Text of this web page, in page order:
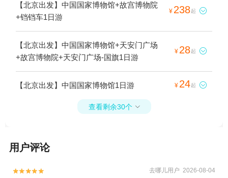
【北京出发】中国国家博物馆+故宫博物院
+铛铛车1日游
¥ 238起 
【北京出发】中国国家博物馆+天安门广场
+故宫博物院+天安门广场-国旗1日游
¥ 28起 
【北京出发】中国国家博物馆1日游 ¥ 24起 
查看剩余30个 
用户评论

 去哪儿用户 2026-08-04